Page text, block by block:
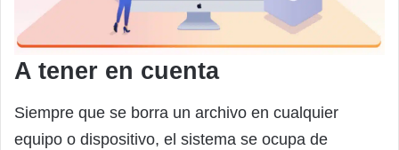
A tener en cuenta
Siempre que se borra un archivo en cualquier
equipo o dispositivo, el sistema se ocupa de